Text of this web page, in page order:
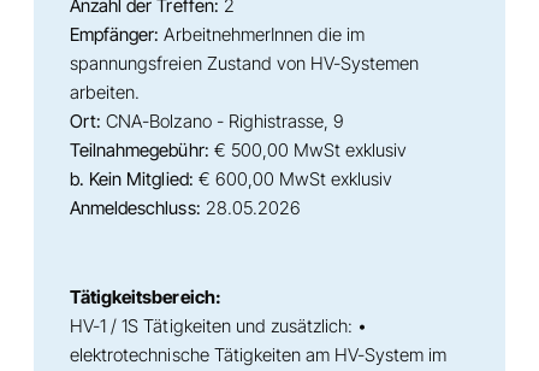
Anzahl der Treffen: 2
Empfänger: ArbeitnehmerInnen die im
spannungsfreien Zustand von HV-Systemen
arbeiten.
Ort: CNA-Bolzano - Righistrasse, 9
Teilnahmegebühr: € 500,00 MwSt exklusiv
b. Kein Mitglied: € 600,00 MwSt exklusiv
Anmeldeschluss: 28.05.2026
Tätigkeitsbereich:
HV-1 / 1S Tätigkeiten und zusätzlich: •
elektrotechnische Tätigkeiten am HV-System im